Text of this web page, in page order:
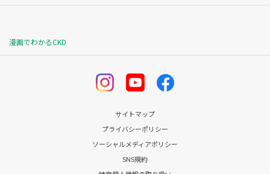
漫画でわかるCKD
サイトマップ
プライバシーポリシー
ソーシャルメディアポリシー
SNS規約